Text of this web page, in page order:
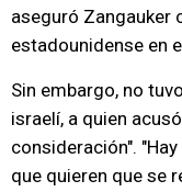
aseguró Zangauker
estadounidense en
Sin embargo, no
israelí, a quien
consideración".
que quieren que se